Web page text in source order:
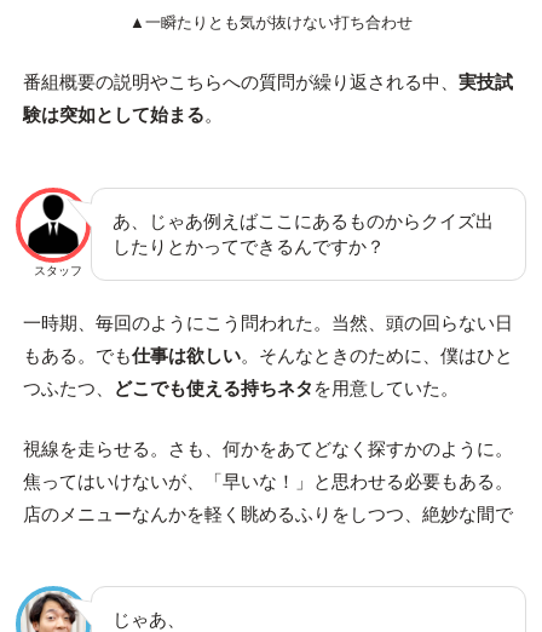
▲一瞬たりとも気が抜けない打ち合わせ
番組概要の説明やこちらへの質問が繰り返される中、 実技試
験は突如として始まる。
スタッフ
あ、じゃあ例えばここにあるものからクイズ出
したりとかってできるんですか？
一時期、毎回のようにこう問われた。当然、頭の回らない日
もある。でも仕事は欲しい。そんなときのために、僕はひと
つふたつ、
どこでも使える持ちネタ を用意していた。
視線を走らせる。さも、何かをあてどなく探すかのように。
焦ってはいけないが、「早いな！」と思わせる必要もある。
店のメニューなんかを軽く眺めるふりをしつつ、絶妙な間で
じゃあ、